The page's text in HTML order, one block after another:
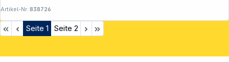
Artikel-Nr.:838726
Seite 1 Seite 2